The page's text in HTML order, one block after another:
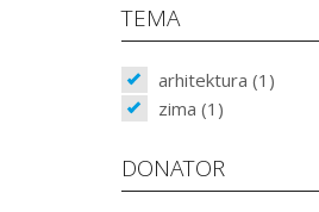
TEMA
arhitektura (1)
zima (1)
DONATOR